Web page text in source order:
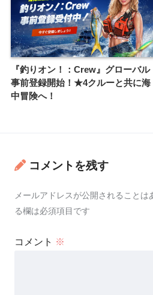
『釣りオン！：Crew』グローバル
事前登録開始！★4クルーと共に海
中冒険へ！
コメントを残す
メールアドレスが公開されることは
る欄は必須項目です
コメント ※